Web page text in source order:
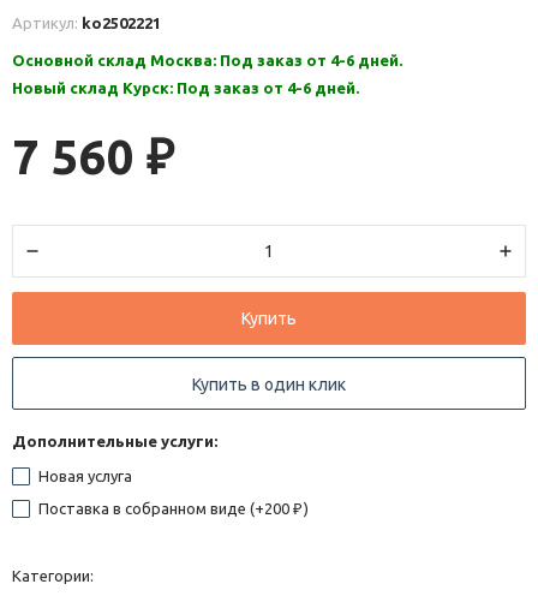
Артикул: ko2502221
Основной склад Москва: Под заказ от 4-6 дней.
Новый склад Курск: Под заказ от 4-6 дней.
7 560 ₽
Купить
Купить в один клик
Дополнительные услуги:
Новая услуга
Поставка в собранном виде (+200 ₽ )
Категории: